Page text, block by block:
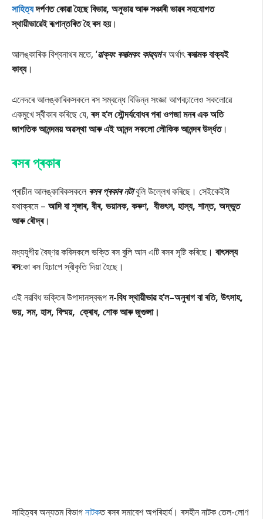
সাহিত্যদৰ্পণত কোৱা হৈছে বিভাৱ, অনুভাৱ আৰু সঞ্চাৰী ভাৱৰ সহযোগত
স্থায়ীভাৱেই ৰূপান্তৰিত হৈ ৰস হয়।
আলঙ্কাৰিক বিশ্বনাথৰ মতে, ‘ৱাক্যং ৰসাত্মকং কাৱ্যম‘ৰ অৰ্থাৎৰসাত্মক বাক্যই
কাব্য।
এনেদৰে আলঙ্কাৰিকসকলে ৰস সম্বন্ধে বিভিন্ন সংজ্ঞা আগবঢ়ালেও সকলোৱে
একমুখে স্বীকাৰ কৰিছে যে,ৰস হ‘ল সৌন্দৰ্যবোধৰ পৰা ওপজা মনৰ এক অতি
জাগতিক আনন্দময় অৱস্থা আৰু এই আনন্দ সকলো লৌকিক আনন্দৰ উৰ্দ্ধত।
ৰসৰ প্ৰকাৰ
প্ৰাচীন আলঙ্কাৰিকসকলে ৰসৰ প্ৰকাৰ নটাবুলি উল্লেখ কৰিছে। সেইকেইটা
যথাক্ৰমে – আদি বা শৃঙ্গাৰ, বীৰ, ভয়ানক, কৰুণ, বীভৎস, হাস্য, শান্ত, অদ্ভুত
আৰু ৰৌদ্ৰ।
মধ্যযুগীয় বৈষ্ণৱ কবিসকলে ভক্তি ৰস বুলি আন এটি ৰসৰ সৃষ্টি কৰিছে। বাৎসল্য
ৰসকো ৰস হিচাপে স্বীকৃতি দিয়া হৈছে।
এই নৱবিধ ভক্তিৰ উপাদানস্বৰূপন-বিধ স্থায়ীভাৱ হ‘ল–অনুৰাগ বা ৰতি, উৎসাহ,
ভয়, সম, হাস, বিস্ময়, ক্ৰোধ, শোক আৰু জুগুপ্সা।
সাহিত্যৰ অন্যতম বিভাগনাটকত ৰসৰ সমাবেশ অপৰিহাৰ্য। ৰসহীন নাটক তেল-লোণ